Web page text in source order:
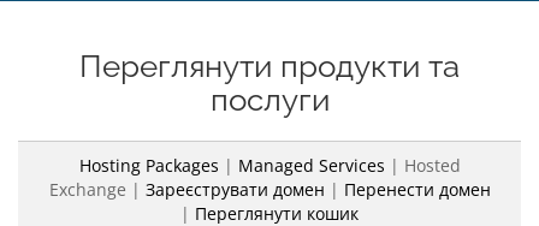
Переглянути продукти та
послуги
Hosting Packages | Managed Services | Hosted
Exchange | Зареєструвати домен | Перенести домен
| Переглянути кошик